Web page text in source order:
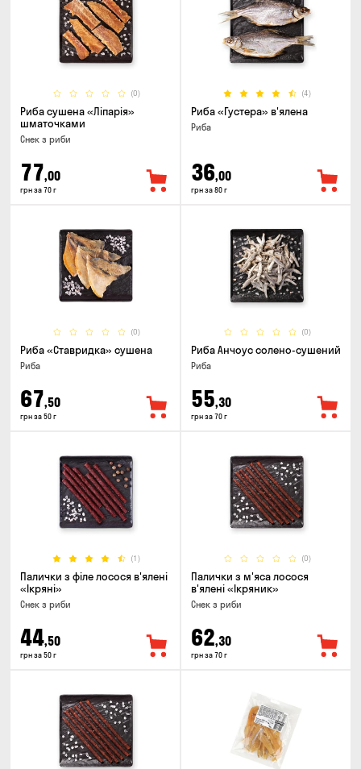
(0)
Риба сушена «Ліпарія»
шматочками
Снек з риби
77,00
грн за 70 г
(4)
Риба «Густера» в'ялена
Риба
36,00
грн за 80 г
(0)
Риба «Ставридка» сушена
Риба
67,50
грн за 50 г
(0)
Риба Анчоус солено-сушений
Риба
55,30
грн за 70 г
(1)
Палички з філе лосося в'ялені
«Ікряні»
Снек з риби
44,50
грн за 50 г
(0)
Палички з м'яса лосося
в'ялені «Ікряник»
Снек з риби
62,30
грн за 70 г